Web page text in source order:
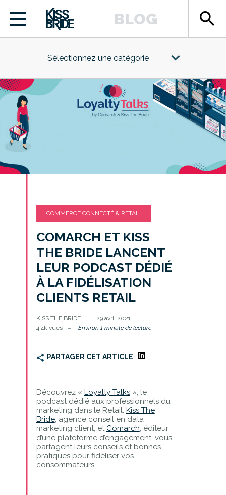
BLOG search
Sélectionnez une catégorie
COMMERCE CONNECTÉ & RETAIL
COMARCH ET KISS
THE BRIDE LANCENT
LEUR PODCAST DÉDIÉ
À LA FIDÉLISATION
CLIENTS RETAIL
KISS THE BRIDE
29 avril 2021
4.4k vues
Environ 1 minute de lecture
PARTAGER CET ARTICLE
Découvrez « Loyalty Talks», le
podcast dédié aux professionnels du
marketing dans le Retail. Kiss The
Bride, agence conseil en data
marketing client, et Comarch, éditeur
d’une plateforme d’engagement, vous
partagent leurs conseils et bonnes
pratiques pour fidéliser vos
consommateurs.